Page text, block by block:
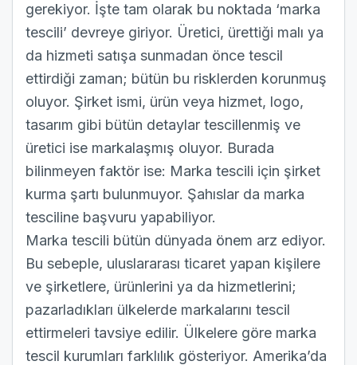
gerekiyor. İşte tam olarak bu noktada ‘marka
tescili’ devreye giriyor. Üretici, ürettiği malı ya
da hizmeti satışa sunmadan önce tescil
ettirdiği zaman; bütün bu risklerden korunmuş
oluyor. Şirket ismi, ürün veya hizmet, logo,
tasarım gibi bütün detaylar tescillenmiş ve
üretici ise markalaşmış oluyor. Burada
bilinmeyen faktör ise: Marka tescili için şirket
kurma şartı bulunmuyor. Şahıslar da marka
tesciline başvuru yapabiliyor.
Marka tescili bütün dünyada önem arz ediyor.
Bu sebeple, uluslararası ticaret yapan kişilere
ve şirketlere, ürünlerini ya da hizmetlerini;
pazarladıkları ülkelerde markalarını tescil
ettirmeleri tavsiye edilir. Ülkelere göre marka
tescil kurumları farklılık gösteriyor. Amerika’da